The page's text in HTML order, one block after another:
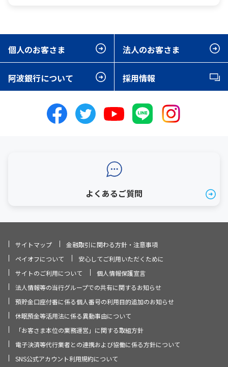
個人のお客さま 法人のお客さま
阿波銀行について 採用情報
よくあるご質問
サイトマップ
金融取引に関わる方針・注意事項
ペイオフについて
安心してご利用いただくために
サイトのご利用について
個人情報保護宣言
法人情報等の当行グループでの共有に関するお知らせ
預貯金口座付番に係る個人番号の利用目的追加のお知らせ
休眠預金等活用法に係る異動事由について
「お客さま本位の業務運営」に関する取組方針
電子決済等代行業者との連携および協働に係る方針について
SNS公式アカウント利用規約について